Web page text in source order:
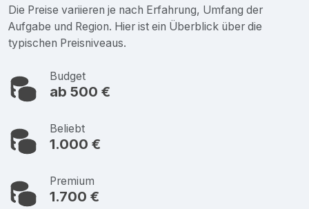
Die Preise variieren je nach Erfahrung, Umfang der
Aufgabe und Region. Hier ist ein Überblick über die
typischen Preisniveaus.
Budget
ab 500 €
Beliebt
1.000 €
Premium
1.700 €